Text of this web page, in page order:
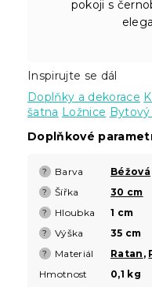
pokoji s
Inspirujte se dál
Doplňky a dekorace
šatna Ložnice
Doplňkové
? Barva Béžová
? Šířka 30 cm
? Hloubka 1 cm
? Výška 35 cm
? Materiál Ratan ,
Hmotnost
0,1 kg